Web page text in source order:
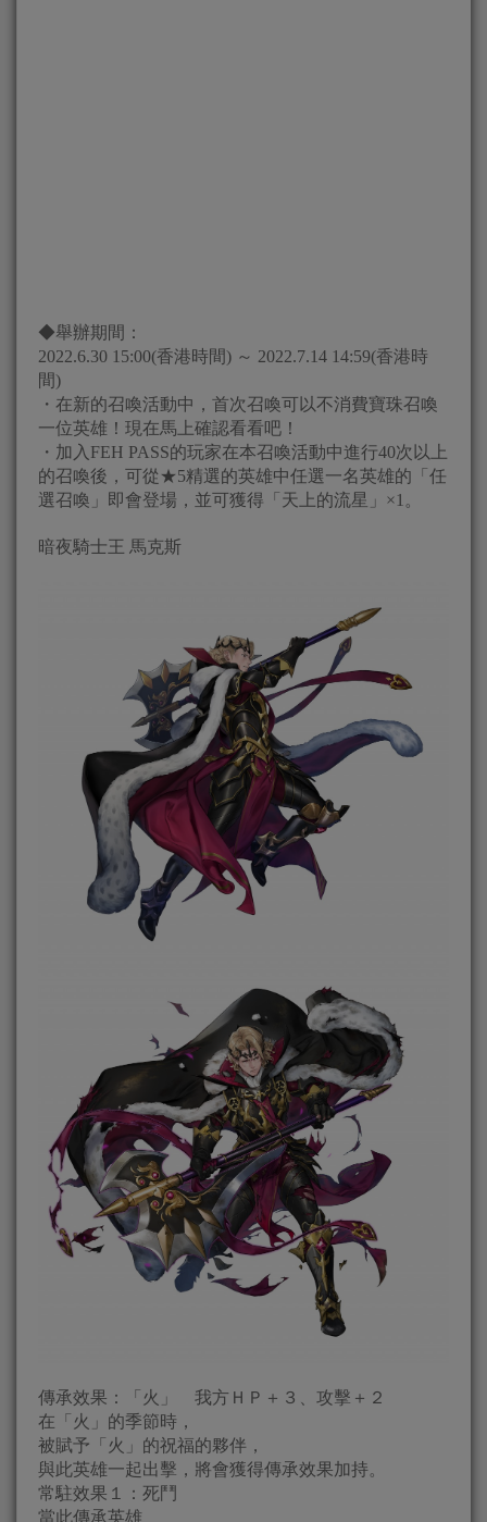
◆舉辦期間：
2022.6.30 15:00(香港時間) ～ 2022.7.14 14:59(香港時
間)
・在新的召喚活動中，首次召喚可以不消費寶珠召喚
一位英雄！現在馬上確認看看吧！
・加入FEH PASS的玩家在本召喚活動中進行40次以上
的召喚後，可從★5精選的英雄中任選一名英雄的「任
選召喚」即會登場，並可獲得「天上的流星」×1。
暗夜騎士王 馬克斯
傳承效果：「火」 我方ＨＰ＋３、攻擊＋２
在「火」的季節時，
被賦予「火」的祝福的夥伴，
與此英雄一起出擊，將會獲得傳承效果加持。
常駐效果１：死鬥
當此傳承英雄